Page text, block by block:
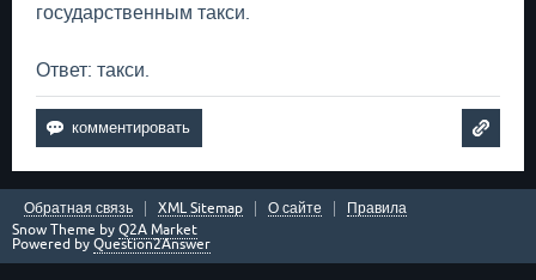
государственным такси.
Ответ: такси.
Обратная связь XML Sitemap О сайте
Правила
Snow Theme by Q2A Market
Powered by Question2Answer